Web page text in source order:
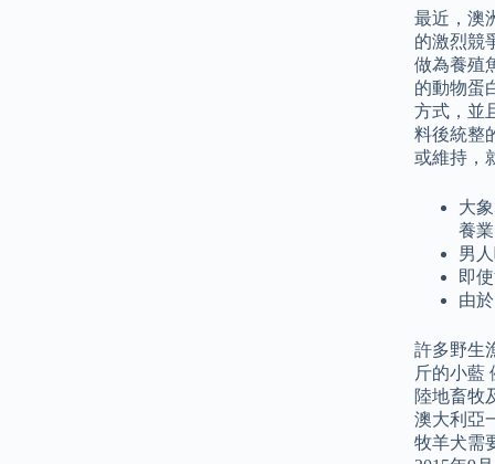
最近，澳
的激烈競
做為養殖
的動物蛋
方式，並
料後統整
或維持，
大
養
男
即
由
許多野生
斤的小藍
陸地畜牧
澳大利亞
牧羊犬需